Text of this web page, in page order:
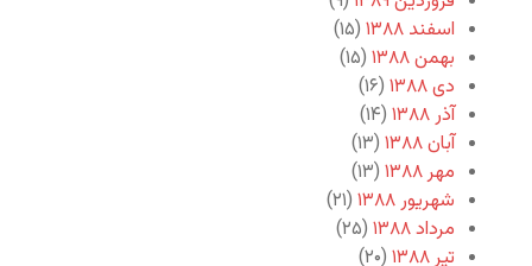
اسفند ۱۳۸۸
(۱۵)
بهمن ۱۳۸۸
(۱۵)
دی ۱۳۸۸
(۱۶)
آذر ۱۳۸۸
(۱۴)
آبان ۱۳۸۸
(۱۳)
مهر ۱۳۸۸
(۱۳)
شهریور ۱۳۸۸
(۲۱)
مرداد ۱۳۸۸
(۲۵)
تیر ۱۳۸۸
(۲۰)